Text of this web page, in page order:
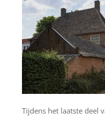
Tijdens het laatste deel